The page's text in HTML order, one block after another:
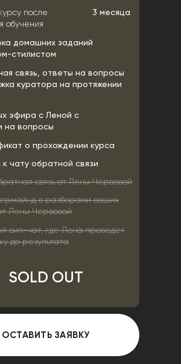
ОСТАВИТЬ ЗАЯВКУ
после
обучения
3 месяца
домашних заданий
стилистом
связь, ответы на вопросы
куратора на протяжении
эфира с Леной с
на вопросы
о прохождении курса
чату обратной связи
связь от Лены Червовой
с разборами ваших
Лены Червовой
вип-чат, где Лена проведет
до результата
SOLD OUT